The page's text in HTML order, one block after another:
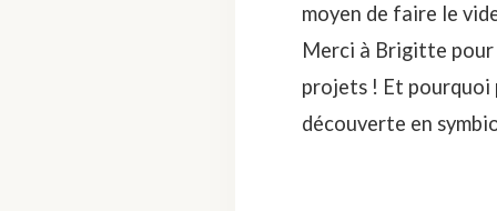
moyen de faire le
Merci à Brigitte pour
projets ! Et pourquoi
découverte en